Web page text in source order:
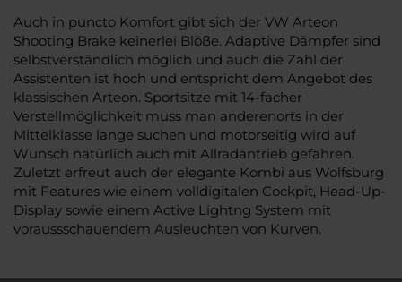
Auch in puncto Komfort gibt sich der VW Arteon
Shooting Brake keinerlei Blöße. Adaptive Dämpfer sind
selbstverständlich möglich und auch die Zahl der
Assistenten ist hoch und entspricht dem Angebot des
klassischen Arteon. Sportsitze mit 14-facher
Verstellmöglichkeit muss man anderenorts in der
Mittelklasse lange suchen und motorseitig wird auf
Wunsch natürlich auch mit Allradantrieb gefahren.
Zuletzt erfreut auch der elegante Kombi aus Wolfsburg
mit Features wie einem volldigitalen Cockpit, Head-Up-
Display sowie einem Active Lightng System mit
voraussschauendem Ausleuchten von Kurven.